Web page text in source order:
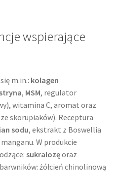
wspierające
m.in.: kolagen
, MSM, regulator
witamina C, aromat oraz
skorupiaków). Receptura
sodu, ekstrakt z Boswellia
W produkcie
sukralozęoraz
żółcień chinolinową